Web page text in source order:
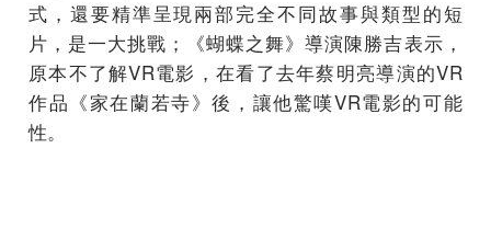
式，還要精準呈現兩部完全不同故事與類型的短
片，是一大挑戰；《蝴蝶之舞》導演陳勝吉表示，
原本不了解VR電影，在看了去年蔡明亮導演的VR
作品《家在蘭若寺》後，讓他驚嘆VR電影的可能
性。